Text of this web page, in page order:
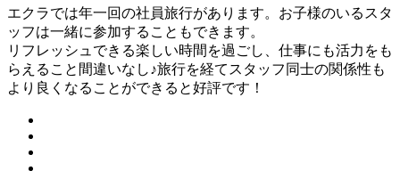
エクラでは年一回の社員旅行があります。お子様のいるスタ
ッフは一緒に参加することもできます。
リフレッシュできる楽しい時間を過ごし、仕事にも活力をも
らえること間違いなし♪旅行を経てスタッフ同士の関係性も
より良くなることができると好評です！